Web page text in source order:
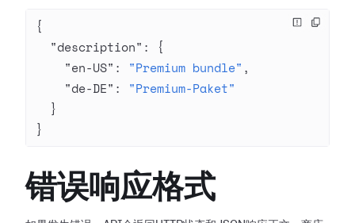
{
  "description"
: {
    "en-US"
: "Premium bundle" ,
    "de-DE"
: "Premium-Paket"
  }
}
错误响应格式